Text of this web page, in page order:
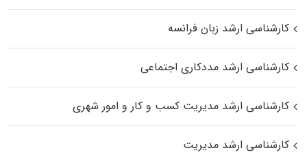
کارشناسی ارشد زبان فرانسه
کارشناسی ارشد مددکاری اجتماعی
کارشناسی ارشد مدیریت کسب و کار و امور شهری
کارشناسی ارشد مدیریت